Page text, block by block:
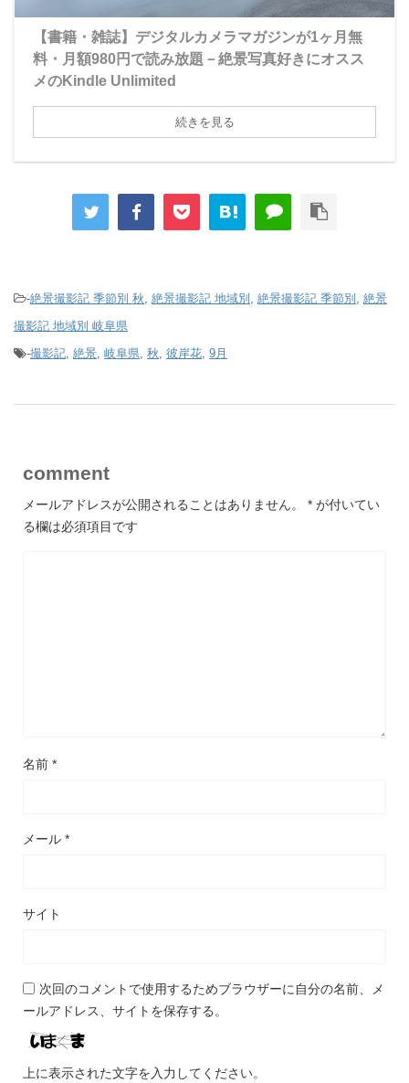
【書籍・雑誌】デジタルカメラマガジンが1ヶ月無
料・月額980円で読み放題－絶景写真好きにオスス
メのKindle Unlimited
続きを見る
-絶景撮影記 季節別 秋 絶景撮影記 地域別 絶景撮影記 季節別 絶景
撮影記 地域別 岐阜県
-撮影記 絶景 岐阜県 秋 彼岸花 9月
comment
メールアドレスが公開されることはありません。 * が付いてい
る欄は必須項目です
名前 *
メール *
サイト
次回のコメントで使用するためブラウザーに自分の名前、メ
ールアドレス、サイトを保存する。
上に表示された文字を入力してください。